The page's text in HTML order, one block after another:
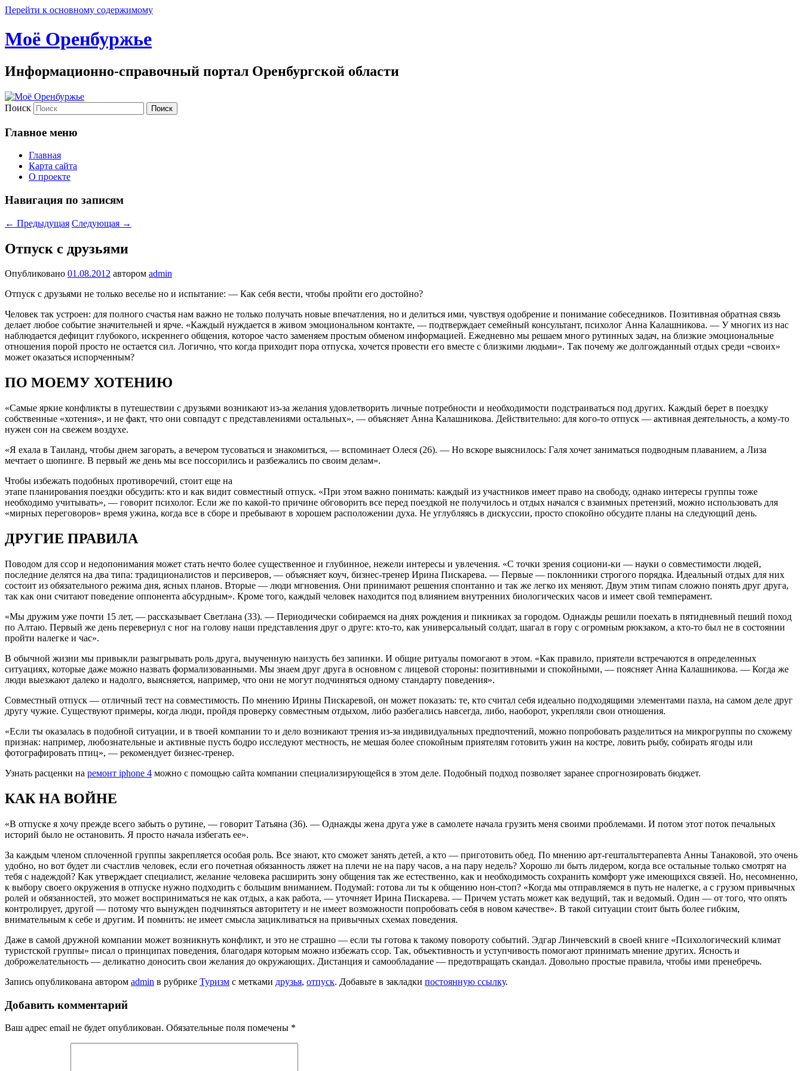
Перейти к основному содержимому
Моё Оренбуржье
Информационно-справочный портал Оренбургской области
Поиск
Главное меню
Главная
Карта сайта
О проекте
Навигация по записям
← Предыдущая Следующая →
Отпуск с друзьями
Опубликовано 01.08.2012 автором admin
Отпуск с друзьями не только веселье но и испытание: — Как себя вести, чтобы пройти его достойно?
Человек так устроен: для полного счастья нам важно не только получать новые впечатления, но и делиться ими, чувствуя одобрение и понимание собеседников. Позитивная обратная связь
делает любое событие значительней и ярче. «Каждый нуждается в живом эмоциональном контакте, — подтверждает семейный консультант, психолог Анна Калашникова. — У многих из нас
наблюдается дефицит глубокого, искреннего общения, которое часто заменяем простым обменом информацией. Ежедневно мы решаем много рутинных задач, на близкие эмоциональные
отношения порой просто не остается сил. Логично, что когда приходит пора отпуска, хочется провести его вместе с близкими людьми». Так почему же долгожданный отдых среди «своих»
может оказаться испорченным?
ПО МОЕМУ ХОТЕНИЮ
«Самые яркие конфликты в путешествии с друзьями возникают из-за желания удовлетворить личные потребности и необходимости подстраиваться под других. Каждый берет в поездку
собственные «хотения», и не факт, что они совпадут с представлениями остальных», — объясняет Анна Калашникова. Действительно: для кого-то отпуск — активная деятельность, а кому-то
нужен сон на свежем воздухе.
«Я ехала в Таиланд, чтобы днем загорать, а вечером тусоваться и знакомиться, — вспоминает Олеся (26). — Но вскоре выяснилось: Галя хочет заниматься подводным плаванием, а Лиза
мечтает о шопинге. В первый же день мы все поссорились и разбежались по своим делам».
Чтобы избежать подобных противоречий, стоит еще на
этапе планирования поездки обсудить: кто и как видит совместный отпуск. «При этом важно понимать: каждый из участников имеет право на свободу, однако интересы группы тоже
необходимо учитывать», — говорит психолог. Если же по какой-то причине обговорить все перед поездкой не получилось и отдых начался с взаимных претензий, можно использовать для
«мирных переговоров» время ужина, когда все в сборе и пребывают в хорошем расположении духа. Не углубляясь в дискуссии, просто спокойно обсудите планы на следующий день.
ДРУГИЕ ПРАВИЛА
Поводом для ссор и недопонимания может стать нечто более существенное и глубинное, нежели интересы и увлечения. «С точки зрения социони-ки — науки о совместимости людей,
последние делятся на два типа: традиционалистов и персиверов, — объясняет коуч, бизнес-тренер Ирина Пискарева. — Первые — поклонники строгого порядка. Идеальный отдых для них
состоит из обязательного режима дня, ясных планов. Вторые — люди мгновения. Они принимают решения спонтанно и так же легко их меняют. Двум этим типам сложно понять друг друга,
так как они считают поведение оппонента абсурдным». Кроме того, каждый человек находится под влиянием внутренних биологических часов и имеет свой темперамент.
«Мы дружим уже почти 15 лет, — рассказывает Светлана (33). — Периодически собираемся на днях рождения и пикниках за городом. Однажды решили поехать в пятидневный пеший поход
по Алтаю. Первый же день перевернул с ног на голову наши представления друг о друге: кто-то, как универсальный солдат, шагал в гору с огромным рюкзаком, а кто-то был не в состоянии
пройти налегке и час».
В обычной жизни мы привыкли разыгрывать роль друга, выученную наизусть без запинки. И общие ритуалы помогают в этом. «Как правило, приятели встречаются в определенных
ситуациях, которые даже можно назвать формализованными. Мы знаем друг друга в основном с лицевой стороны: позитивными и спокойными, — поясняет Анна Калашникова. — Когда же
люди выезжают далеко и надолго, выясняется, например, что они не могут подчиняться одному стандарту поведения».
Совместный отпуск — отличный тест на совместимость. По мнению Ирины Пискаревой, он может показать: те, кто считал себя идеально подходящими элементами пазла, на самом деле друг
другу чужие. Существуют примеры, когда люди, пройдя проверку совместным отдыхом, либо разбегались навсегда, либо, наоборот, укрепляли свои отношения.
«Если ты оказалась в подобной ситуации, и в твоей компании то и дело возникают трения из-за индивидуальных предпочтений, можно попробовать разделиться на микрогруппы по схожему
признак: например, любознательные и активные пусть бодро исследуют местность, не мешая более спокойным приятелям готовить ужин на костре, ловить рыбу, собирать ягоды или
фотографировать птиц», — рекомендует бизнес-тренер.
Узнать расценки на ремонт iphone 4 можно с помощью сайта компании специализирующейся в этом деле. Подобный подход позволяет заранее спрогнозировать бюджет.
КАК НА ВОЙНЕ
«В отпуске я хочу прежде всего забыть о рутине, — говорит Татьяна (36). — Однажды жена друга уже в самолете начала грузить меня своими проблемами. И потом этот поток печальных
историй было не остановить. Я просто начала избегать ее».
За каждым членом сплоченной группы закрепляется особая роль. Все знают, кто сможет занять детей, а кто — приготовить обед. По мнению арт-гештальттерапевта Анны Танаковой, это очень
удобно, но вот будет ли счастлив человек, если его почетная обязанность ляжет на плечи не на пару часов, а на пару недель? Хорошо ли быть лидером, когда все остальные только смотрят на
тебя с надеждой? Как утверждает специалист, желание человека расширить зону общения так же естественно, как и необходимость сохранить комфорт уже имеющихся связей. Но, несомненно,
к выбору своего окружения в отпуске нужно подходить с большим вниманием. Подумай: готова ли ты к общению нон-стоп? «Когда мы отправляемся в путь не налегке, а с грузом привычных
ролей и обязанностей, это может восприниматься не как отдых, а как работа, — уточняет Ирина Пискарева. — Причем устать может как ведущий, так и ведомый. Один — от того, что опять
контролирует, другой — потому что вынужден подчиняться авторитету и не имеет возможности попробовать себя в новом качестве». В такой ситуации стоит быть более гибким,
внимательным к себе и другим. И помнить: не имеет смысла зацикливаться на привычных схемах поведения.
Даже в самой дружной компании может возникнуть конфликт, и это не страшно — если ты готова к такому повороту событий. Эдгар Линчевский в своей книге «Психологический климат
туристской группы» писал о принципах поведения, благодаря которым можно избежать ссор. Так, объективность и уступчивость помогают принимать мнение других. Ясность и
доброжелательность — деликатно доносить свои желания до окружающих. Дистанция и самообладание — предотвращать скандал. Довольно простые правила, чтобы ими пренебречь.
Запись опубликована автором admin в рубрике Туризм с метками друзья, отпуск. Добавьте в закладки постоянную ссылку.
Добавить комментарий
Ваш адрес email не будет опубликован. Обязательные поля помечены *